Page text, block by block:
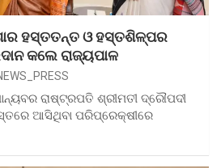
ହସ୍ତତନ୍ତ ଓ ହସ୍ତଶିଳ୍ପର
କଲେ ରାଜ୍ୟପାଳ
ରାଷ୍ଟ୍ରପତି ଶ୍ରୀମତୀ ଦ୍ରୌପଦୀ
ଆସିଥିବା ପରିପ୍ରେକ୍ଷୀରେ